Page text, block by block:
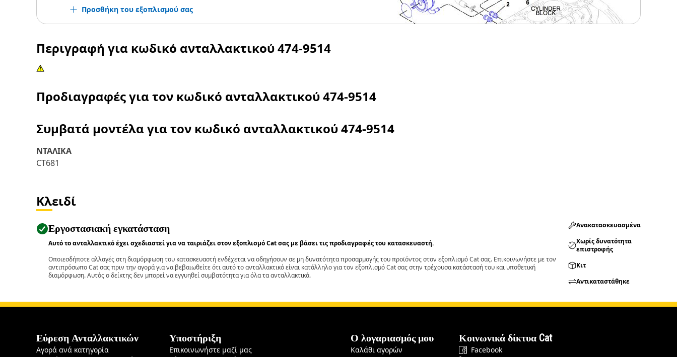
Προσθήκη του εξοπλισμού σας
Περιγραφή για κωδικό ανταλλακτικού474-9514
Προδιαγραφές για τον κωδικό ανταλλακτικού474-9514
Συμβατά μοντέλα για τον κωδικό ανταλλακτικού474-9514
ΝΤΑΛΙΚΑ
CT681
Κλειδί
Εργοστασιακή εγκατάσταση
Αυτό το ανταλλακτικό έχει σχεδιαστεί για να ταιριάζει στον εξοπλισμό Cat σας με βάσει τις προδιαγραφές του κατασκευαστή.
Οποιεσδήποτε αλλαγές στη διαμόρφωση του κατασκευαστή ενδέχεται να οδηγήσουν σε μη δυνατότητα προσαρμογής του προϊόντος στον εξοπλισμό Cat σας. Επικοινωνήστε με τον
αντιπρόσωπο Cat σας πριν την αγορά για να βεβαιωθείτε ότι αυτό το ανταλλακτικό είναι κατάλληλο για τον εξοπλισμό Cat σας στην τρέχουσα κατάστασή του και υποθετική
διαμόρφωση. Αυτός ο δείκτης δεν μπορεί να εγγυηθεί συμβατότητα για όλα τα ανταλλακτικά.
Ανακατασκευασμένα
Χωρίς δυνατότητα
επιστροφής
Κιτ
Αντικαταστάθηκε
Εύρεση Ανταλλακτικών
Αγορά ανά κατηγορία
Υποστήριξη
Επικοινωνήστε μαζί μας
Ο λογαριασμός μου
Καλάθι αγορών
Κοινωνικά δίκτυα Cat
Facebook